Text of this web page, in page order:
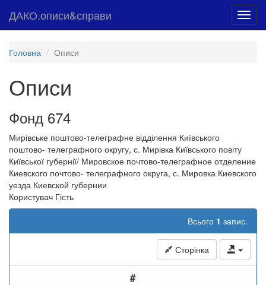
ДАКО.описи&справи
Головна Описи
Описи
Фонд 674
Мирівське поштово-телеграфне відділення Київського
поштово- телеграфного округу, с. Мирівка Київського повіту
Київської губернії/ Мировское почтово-телеграфное отделение
Киевского почтово- телеграфного округа, с. Мировка Киевского
уезда Киевской губернии
Користувач Гість
Всього 1 запис.
Сторінка
#